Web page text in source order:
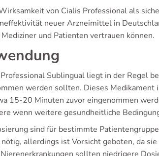
von Cialis Professional als
neuer Arzneimittel in
und Patienten vertrauen können.
Sublingual liegt in der Regel
werden sollten. Dieses
15-20 Minuten zuvor eingenommen
wenn weitere gesundheitliche
sind für bestimmte
allerdings ist Vorsicht geboten, da